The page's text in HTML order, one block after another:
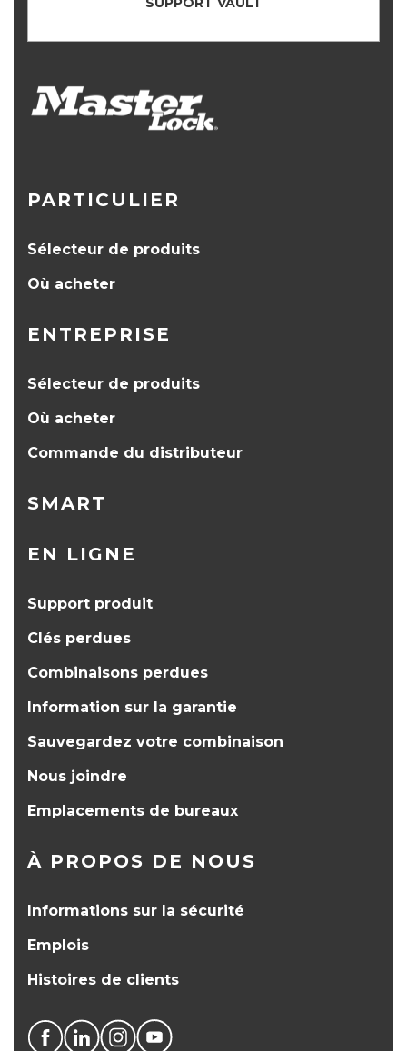
PARTICULIER
Sélecteur de produits
Où acheter
ENTREPRISE
Sélecteur de produits
Où acheter
Commande du distributeur
SMART
EN LIGNE
Support produit
Clés perdues
Combinaisons perdues
Information sur la garantie
Sauvegardez votre combinaison
Nous joindre
Emplacements de bureaux
À PROPOS DE NOUS
Informations sur la sécurité
Emplois
Histoires de clients